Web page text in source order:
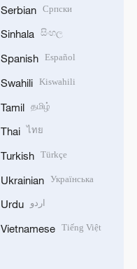
Serbian Српски
Sinhala සිංහල
Spanish Español
Swahili Kiswahili
Tamil தமிழ்
Thai ไทย
Turkish Türkçe
Ukrainian Українська
Urdu اردو
Vietnamese Tiếng Việt